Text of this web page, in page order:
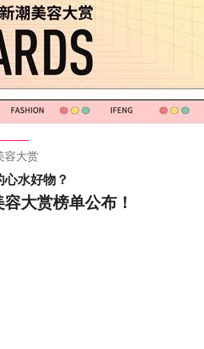
700块买它保湿真是大怨种！